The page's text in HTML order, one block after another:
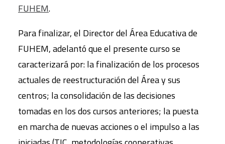
FUHEM.
Para finalizar, el Director del Área Educativa de
FUHEM, adelantó que el presente curso se
caracterizará por: la finalización de los procesos
actuales de reestructuración del Área y sus
centros; la consolidación de las decisiones
tomadas en los dos cursos anteriores; la puesta
en marcha de nuevas acciones o el impulso a las